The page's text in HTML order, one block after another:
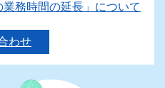
業務時間の延長」について
わせ